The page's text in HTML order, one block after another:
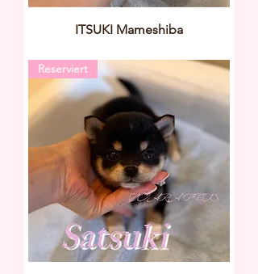
ITSUKI Mameshiba
Reserviert